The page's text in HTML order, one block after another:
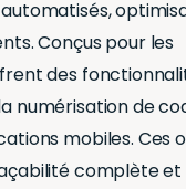
Conçus pour les
des
numérisation de
mobiles. Ces
complète et